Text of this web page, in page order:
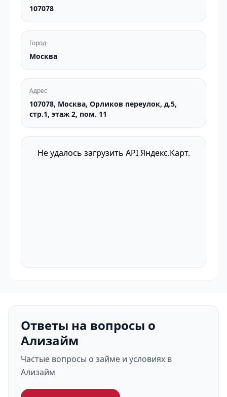
107078
Город
Москва
Адрес
107078, Москва, Орликов переулок, д.5,
стр.1, этаж 2, пом. 11
Не удалось загрузить API Яндекс.Карт.
Ответы на вопросы о
Ализайм
Частые вопросы о займе и условиях в
Ализайм